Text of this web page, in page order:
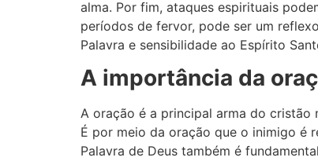
alma. Por fim, ataques espirituais
períodos de fervor, pode ser um
Palavra e sensibilidade ao Espírito
A importância da
A oração é a principal arma do cristão
É por meio da oração que o inimigo é
Palavra de Deus também é